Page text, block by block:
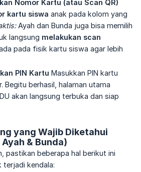
Nomor Kartu (atau Scan QR)
kartu siswa anak pada kolom yang
Ayah dan Bunda juga bisa memilih
langsung melakukan scan
pada fisik kartu siswa agar lebih
PIN Kartu Masukkan PIN kartu
Begitu berhasil, halaman utama
akan langsung terbuka dan siap
yang Wajib Diketahui
& Bunda)
pastikan beberapa hal berikut ini
terjadi kendala: